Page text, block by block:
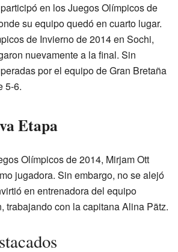
en los Juegos Olímpicos de
su equipo quedó en cuarto lugar.
de Invierno de 2014 en Sochi,
nuevamente a la final. Sin
por el equipo de Gran Bretaña
5-6.
Etapa
Olímpicos de 2014, Mirjam Ott
jugadora. Sin embargo, no se alejó
en entrenadora del equipo
trabajando con la capitana Alina Pätz.